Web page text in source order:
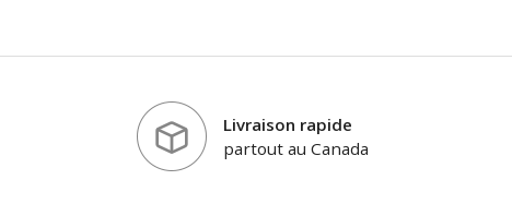
Livraison rapide
partout au Canada